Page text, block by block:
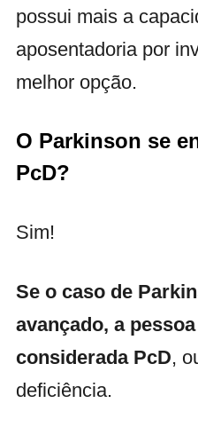
possui mais a
aposentadoria por
melhor opção.
O Parkinson se
PcD?
Sim!
Se o caso de
avançado, a
considerada PcD,
deficiência.